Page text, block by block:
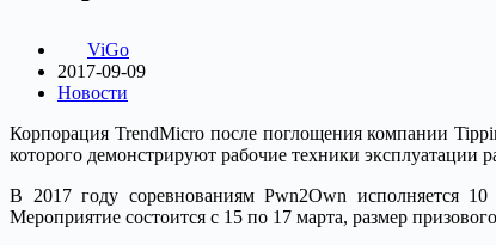
ViGo
2017-09-09
Новости
Корпорация TrendMicro после поглощения компании
которого демонстрируют рабочие техники эксплуатации
В 2017 году соревнованиям Pwn2Own исполняется
Мероприятие состоится с 15 по 17 марта, размер